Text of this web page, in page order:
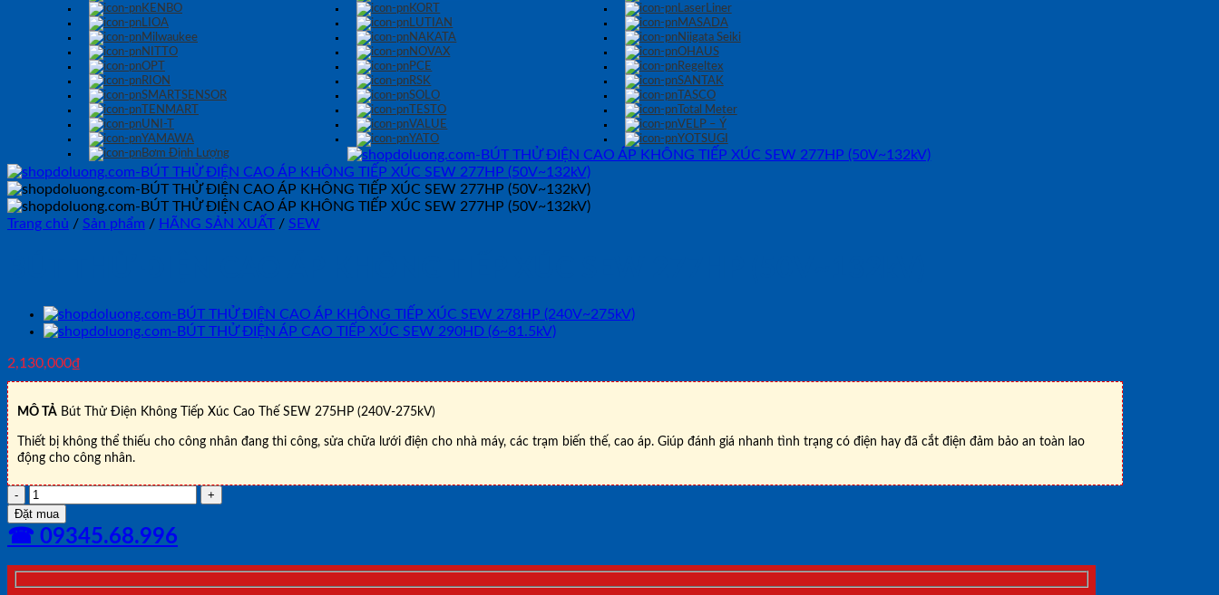
KENBO
KORT
LaserLiner
LIOA
LUTIAN
MASADA
Milwaukee
NAKATA
Niigata Seiki
NITTO
NOVAX
OHAUS
OPT
PCE
Regeltex
RION
RSK
SANTAK
SMARTSENSOR
SOLO
TASCO
TENMART
TESTO
Total Meter
UNI-T
VALUE
VELP – Ý
YAMAWA
YATO YOTSUGI
Bơm Định Lượng
Trang chủ / Sản phẩm / HÃNG SẢN XUẤT / SEW
2,130,000₫
MÔ TẢ Bút Thử Điện Không Tiếp Xúc Cao Thế SEW 275HP (240V-275kV)
Thiết bị không thể thiếu cho công nhân đang thi công, sửa chữa lưới điện cho nhà máy, các trạm biến thế, cao áp. Giúp đánh giá nhanh tình trạng có điện hay đã cắt điện đảm bảo an toàn lao
động cho công nhân.
BÚT
THỬ
ĐIỆN
CAO
Đặt mua
☎ 09345.68.996